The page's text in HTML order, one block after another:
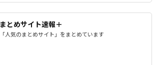
まとめサイト速報＋
「人気のまとめサイト」をまとめています